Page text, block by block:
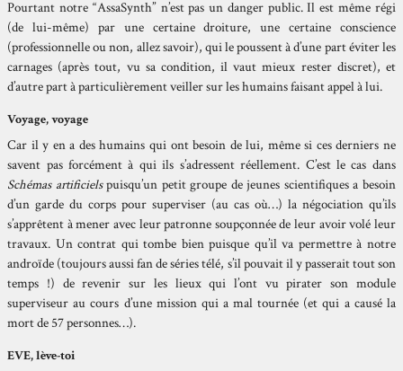
Pourtant notre “AssaSynth” n’est pas un danger public. Il est même régi
(de lui-même) par une certaine droiture, une certaine conscience
(professionnelle ou non, allez savoir), qui le poussent à d’une part éviter les
carnages (après tout, vu sa condition, il vaut mieux rester discret), et
d’autre part à particulièrement veiller sur les humains faisant appel à lui.
Voyage, voyage
Car il y en a des humains qui ont besoin de lui, même si ces derniers ne
savent pas forcément à qui ils s’adressent réellement. C’est le cas dans
Schémas artificielspuisqu’un petit groupe de jeunes scientifiques a besoin
d’un garde du corps pour superviser (au cas où…) la négociation qu’ils
s’apprêtent à mener avec leur patronne soupçonnée de leur avoir volé leur
travaux. Un contrat qui tombe bien puisque qu’il va permettre à notre
androïde (toujours aussi fan de séries télé, s’il pouvait il y passerait tout son
temps !) de revenir sur les lieux qui l’ont vu pirater son module
superviseur au cours d’une mission qui a mal tournée (et qui a causé la
mort de 57 personnes…).
EVE, lève-toi